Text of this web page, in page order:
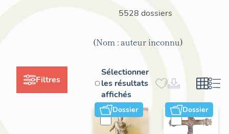
Filtres
5528 dossiers
(Nom : auteur inconnu)
Sélectionner
les résultats
affichés
Dossier Dossier